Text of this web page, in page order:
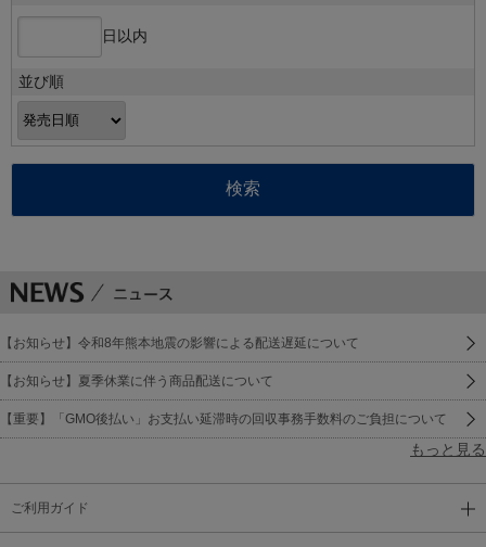
日以内
並び順
【お知らせ】令和8年熊本地震の影響による配送遅延について
【お知らせ】夏季休業に伴う商品配送について
【重要】「GMO後払い」お支払い延滞時の回収事務手数料のご負担について
もっと見る
ご利用ガイド